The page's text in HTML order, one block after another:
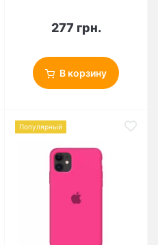
277 грн.
В корзину
Популярный